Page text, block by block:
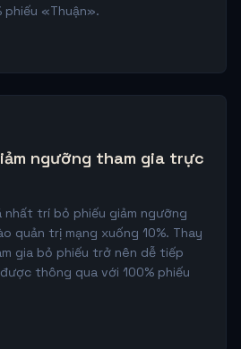
phiếu «Thuận».
ngưỡng tham gia trực
nhất trí bỏ phiếu giảm ngưỡng
quản trị mạng xuống 10%. Thay
gia bỏ phiếu trở nên dễ tiếp
thông qua với 100% phiếu